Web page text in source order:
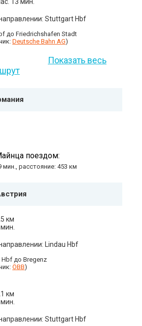
Stuttgart Hbf
до Friedrichshafen Stadt
Deutsche Bahn AG)
Показать весь
поездом:
мин., расстояние: 453 км
км
Lindau Hbf
до Bregenz
ÖBB)
км
Stuttgart Hbf